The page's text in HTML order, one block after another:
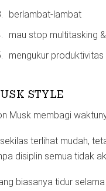
berlambat-lambat
mau stop multitasking
mengukur
STYLE
Musk membagi
terlihat mudah,
disiplin semua tidak
biasanya tidur